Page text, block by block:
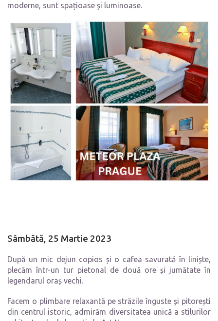
moderne, sunt spațioase și luminoase.
Sâmbătă, 25 Martie 2023
După un mic dejun copios și o cafea savurată în liniște,
plecăm într-un tur pietonal de două ore și jumătate în
legendarul oraș vechi.
Facem o plimbare relaxantă pe străzile înguste și pitorești
din centrul istoric, admirăm diversitatea unică a stilurilor